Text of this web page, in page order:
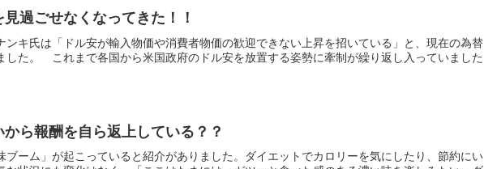
過ごせなくなってきた！！
ンキ氏は「ドル安が輸入物価や消費者物価の歓迎できない上昇を招いている」と、現在の為替
した。 これまで各国から米国政府のドル安を放置する姿勢に牽制が繰り返し入っていました
ら報酬を自ら返上している？？
ブーム」が起こっていると紹介がありました。ダイエットでカロリーを気にしたり、節約にい